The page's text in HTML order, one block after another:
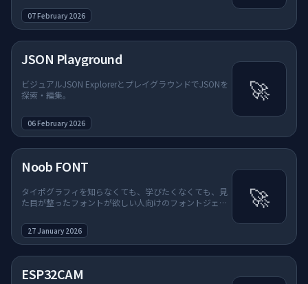
07 February 2026
JSON Playground
ビジュアルJSON ExplorerとプレイグラウンドでJSONを
探索・編集。
06 February 2026
🚀
Noob FONT
タイポグラフィを知らなくても、学びたくなくても、見
た目が整ったフォントが欲しい人向けのフォントジェネ
27 January 2026
🚀
ESP32CAM